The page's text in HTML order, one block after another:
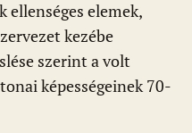
ellenséges elemek,
kezébe
szerint a volt
képességeinek 70-